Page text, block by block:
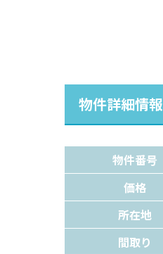
物件詳細情報
物件番号
価格
所在地
間取り